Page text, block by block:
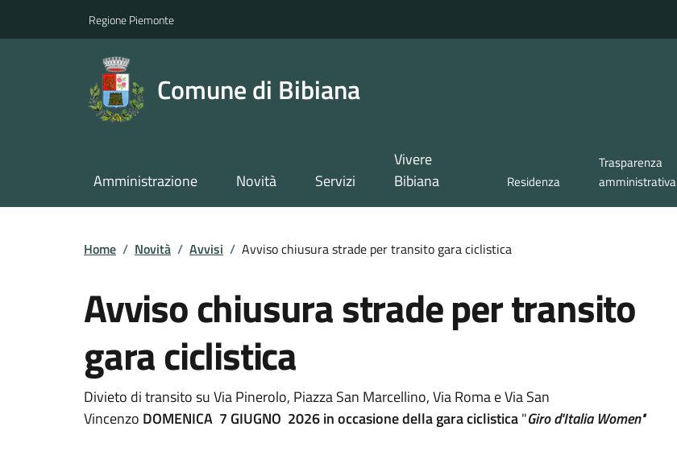
Regione Piemonte
Comune di Bibiana
Amministrazione Novità Servizi
Vivere
Bibiana
Residenza
Trasparenza
amministrativa
Home / Novità / Avvisi / Avviso chiusura strade per transito gara ciclistica
Avviso chiusura strade per transito
gara ciclistica
Divieto di transito su Via Pinerolo, Piazza San Marcellino, Via Roma e Via San
Vincenzo DOMENICA 7 GIUGNO 2026 in occasione della gara ciclistica"Giro d'Italia Women"